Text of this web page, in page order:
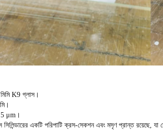
K9 গ্লাস।
5 μm।
একটি পরিপাটি ক্রস-সেকশন এবং মসৃণ প্রান্ত রয়েছে, যা